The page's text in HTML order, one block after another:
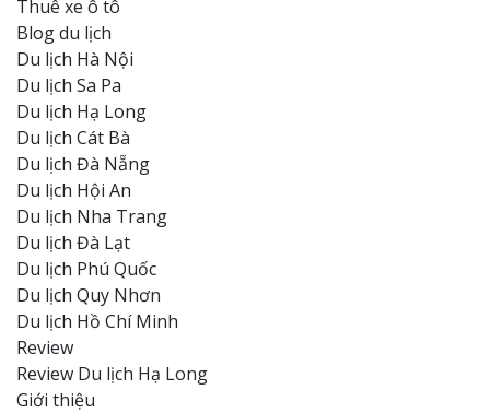
Thuê xe ô tô
Blog du lịch
Du lịch Hà Nội
Du lịch Sa Pa
Du lịch Hạ Long
Du lịch Cát Bà
Du lịch Đà Nẵng
Du lịch Hội An
Du lịch Nha Trang
Du lịch Đà Lạt
Du lịch Phú Quốc
Du lịch Quy Nhơn
Du lịch Hồ Chí Minh
Review
Review Du lịch Hạ Long
Giới thiệu